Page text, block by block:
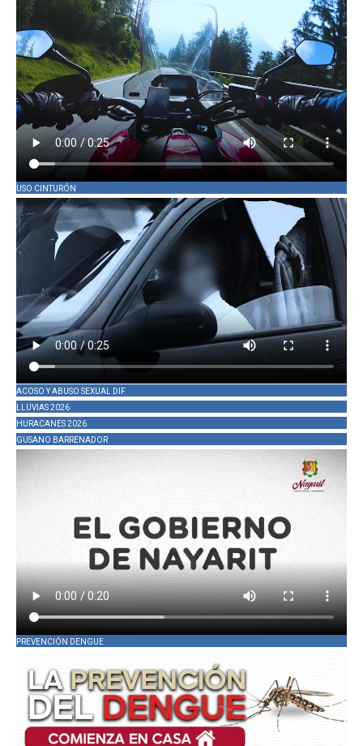
USO CINTURÓN
ACOSO Y ABUSO SEXUAL DIF
LLUVIAS 2026
HURACANES 2026
GUSANO BARRENADOR
PREVENCIÓN DENGUE